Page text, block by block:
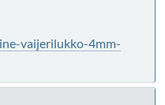
vaijerilukko-4mm-